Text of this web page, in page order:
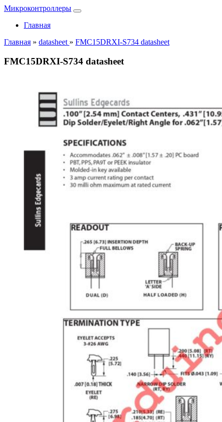
Микроконтроллеры
Главная
Главная » datasheet » FMC15DRXI-S734 datasheet
FMC15DRXI-S734 datasheet